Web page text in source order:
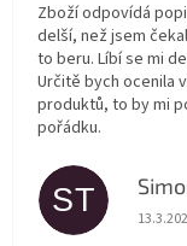
Zboží odpovídá
delší, než jsem
to beru. Líbí se mi
Určitě bych ocenila
produktů, to by mi
pořádku.
ST